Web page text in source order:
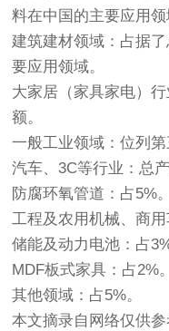
料在中国的主要应用领
建筑建材领域：占据
要应用领域。
大家居（家具家电）
额。
一般工业领域：位列第
汽车、3C等行业：总
防腐环氧管道：占5%。
工程及农用机械、商用
储能及动力电池：占
MDF板式家具：占2%。
其他领域：占5%。
本文摘录自网络仅供